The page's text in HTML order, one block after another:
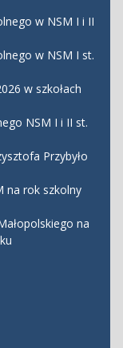
w NSM I i II
w NSM I st.
w szkołach
NSM I i II st.
Przybyło
na rok szkolny
na